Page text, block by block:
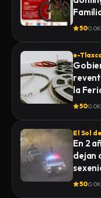
50
e-
la
50
El Sol
En 2
dejan
50